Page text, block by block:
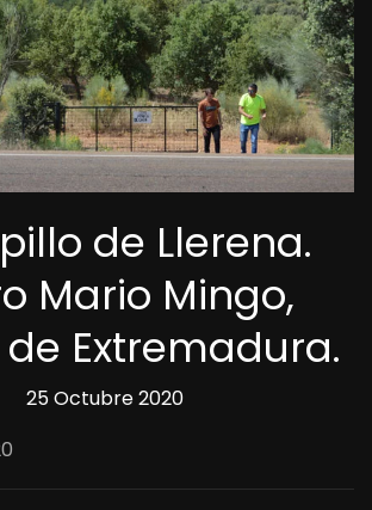
de Llerena.
Mario Mingo,
Extremadura.
25 Octubre 2020